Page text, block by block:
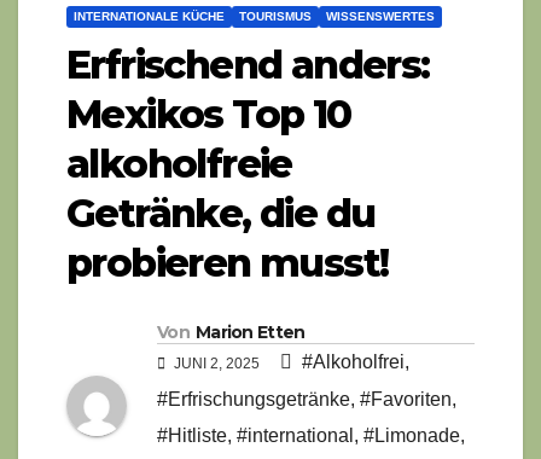
INTERNATIONALE KÜCHE TOURISMUS WISSENSWERTES
Erfrischend anders:
Mexikos Top 10
alkoholfreie
Getränke, die du
probieren musst!
Von Marion Etten
JUNI 2, 2025 #Alkoholfrei,
#Erfrischungsgetränke, #Favoriten,
#Hitliste, #international , #Limonade,